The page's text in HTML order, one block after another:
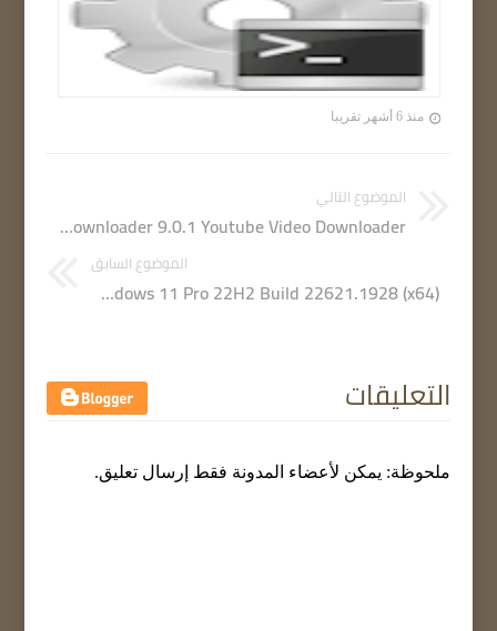
منذ 6 أشهر تقريبا
الموضوع التالي
YT Downloader 9.0.1 Youtube Video Downloader
الموضوع السابق
Windows 11 Pro 22H2 Build 22621.1928 (x64)
التعليقات
ملحوظة: يمكن لأعضاء المدونة فقط إرسال تعليق.